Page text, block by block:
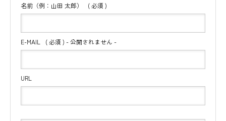
名前（例：山田 太郎） ( 必須 )
E-MAIL ( 必須 ) - 公開されません -
URL